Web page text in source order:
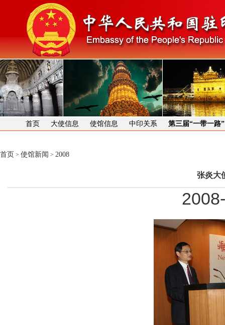
首页 大使信息 使馆信息 中印关系 第三届“一带一路
首页 > 使馆新闻 > 2008
张炎大